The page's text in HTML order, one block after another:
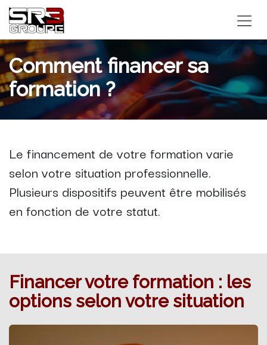
Se rendre au contenu
Comment financer sa
formation ?
Le financement de votre formation varie
selon votre situation professionnelle.
Plusieurs dispositifs peuvent être mobilisés
en fonction de votre statut.
Financer votre formation : les
options selon votre situation